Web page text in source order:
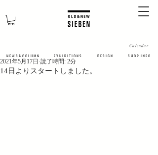
N E W S & C O L U M N
Calendar
​E X H I B I T I O N S D E S I G N S H O P I N F O
14日よりスタートしました。
2021年5月17日 読了時間: 2分